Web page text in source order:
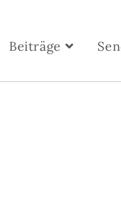
Beiträge